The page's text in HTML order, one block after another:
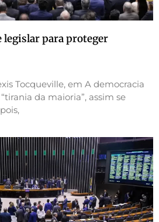
legislar para proteger
Tocqueville, em A democracia
da maioria”, assim se